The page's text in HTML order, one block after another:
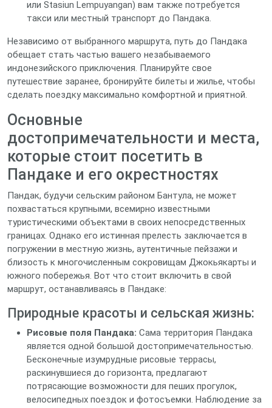
или Stasiun Lempuyangan) вам также потребуется
такси или местный транспорт до Пандака.
Независимо от выбранного маршрута, путь до Пандака
обещает стать частью вашего незабываемого
индонезийского приключения. Планируйте свое
путешествие заранее, бронируйте билеты и жилье, чтобы
сделать поездку максимально комфортной и приятной.
Основные
достопримечательности и места,
которые стоит посетить в
Пандаке и его окрестностях
Пандак, будучи сельским районом Бантула, не может
похвастаться крупными, всемирно известными
туристическими объектами в своих непосредственных
границах. Однако его истинная прелесть заключается в
погружении в местную жизнь, аутентичные пейзажи и
близость к многочисленным сокровищам Джокьякарты и
южного побережья. Вот что стоит включить в свой
маршрут, останавливаясь в Пандаке:
Природные красоты и сельская жизнь:
Рисовые поля Пандака: Сама территория Пандака
является одной большой достопримечательностью.
Бесконечные изумрудные рисовые террасы,
раскинувшиеся до горизонта, предлагают
потрясающие возможности для пеших прогулок,
велосипедных поездок и фотосъемки. Наблюдение за